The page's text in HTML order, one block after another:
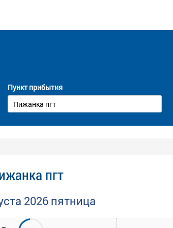
Пункт прибытия
пгт
2026 пятница